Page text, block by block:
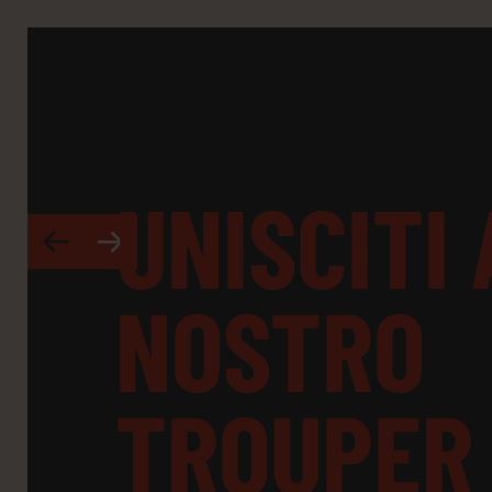
UNISCITI
NOSTRO
TROUPER
r q